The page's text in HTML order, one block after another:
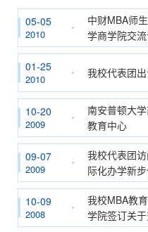
05-05
2010
中财MBA师
学商学院交
01-25
2010 我校代表团
10-20
2009
南安普顿大
教育中心
09-07
2009
我校代表团
际化办学新
10-09
2008
我校MBA教
学院签订关